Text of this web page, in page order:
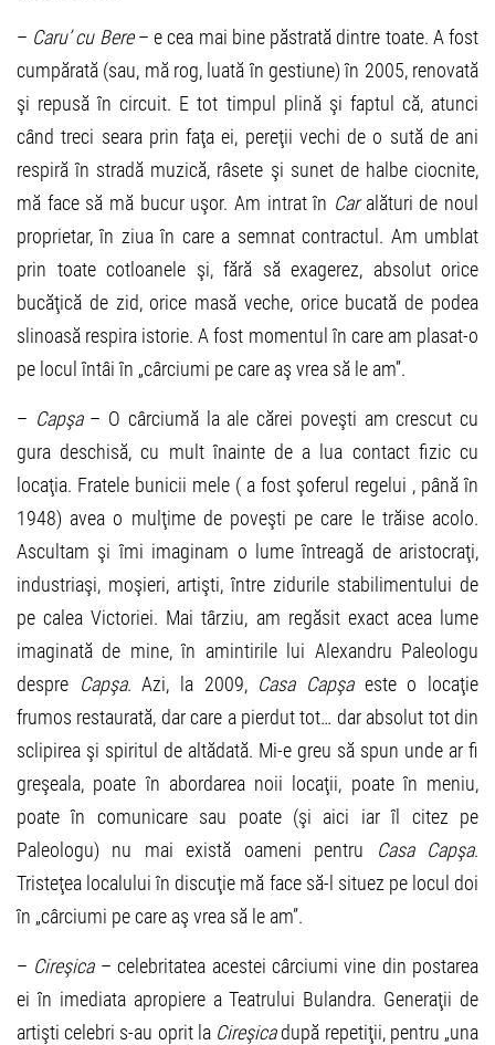
– Caru’ cu Bere– e cea mai bine păstrată dintre toate. A fost
cumpărată (sau, mă rog, luată în gestiune) în 2005, renovată
şi repusă în circuit. E tot timpul plină şi faptul că, atunci
când treci seara prin faţa ei, pereţii vechi de o sută de ani
respiră în stradă muzică, râsete şi sunet de halbe ciocnite,
mă face să mă bucur uşor. Am intrat în Caralături de noul
proprietar, în ziua în care a semnat contractul. Am umblat
prin toate cotloanele şi, fără să exagerez, absolut orice
bucăţică de zid, orice masă veche, orice bucată de podea
slinoasă respira istorie. A fost momentul în care am plasat-o
pe locul întâi în „cârciumi pe care aş vrea să le am”.
– Capşa– O cârciumă la ale cărei poveşti am crescut cu
gura deschisă, cu mult înainte de a lua contact fizic cu
locaţia. Fratele bunicii mele ( a fost şoferul regelui , până în
1948) avea o mulţime de poveşti pe care le trăise acolo.
Ascultam şi îmi imaginam o lume întreagă de aristocraţi,
industriaşi, moşieri, artişti, între zidurile stabilimentului de
pe calea Victoriei. Mai târziu, am regăsit exact acea lume
imaginată de mine, în amintirile lui Alexandru Paleologu
despre Capşa. Azi, la 2009, Casa Capşaeste o locaţie
frumos restaurată, dar care a pierdut tot… dar absolut tot din
sclipirea şi spiritul de altădată. Mi-e greu să spun unde ar fi
greşeala, poate în abordarea noii locaţii, poate în meniu,
poate în comunicare sau poate (şi aici iar îl citez pe
Paleologu) nu mai există oameni pentru
Casa Capşa.
Tristeţea localului în discuţie mă face să-l situez pe locul doi
în „cârciumi pe care aş vrea să le am”.
– Cireşica– celebritatea acestei cârciumi vine din postarea
ei în imediata apropiere a Teatrului Bulandra. Generaţii de
artişti celebri s-au oprit la Cireşicadupă repetiţii, pentru „una